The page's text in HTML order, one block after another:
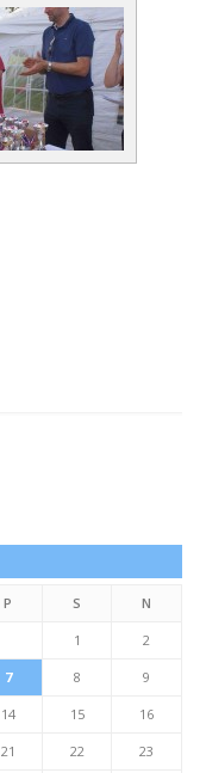
P S N
1 2
7 8 9
14 15 16
21 22 23